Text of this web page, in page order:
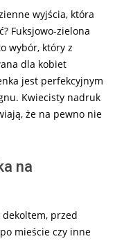
wyjścia, która
Fuksjowo-zielona
wybór, który z
dla kobiet
jest perfekcyjnym
Kwiecisty nadruk
że na pewno nie
na
dekoltem, przed
mieście czy inne